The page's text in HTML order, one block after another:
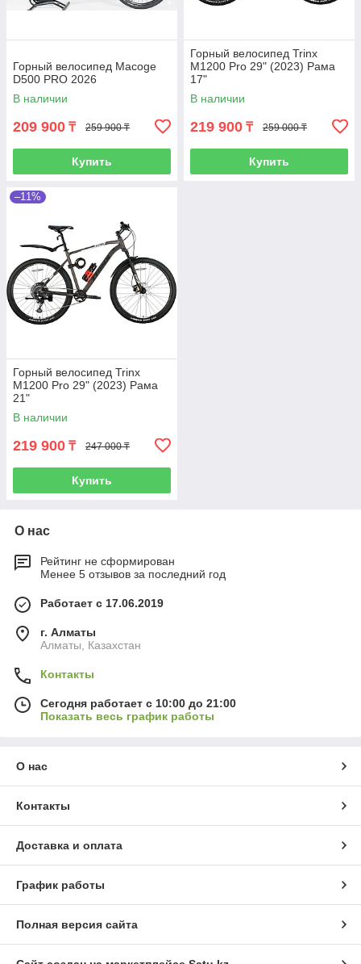
Горный велосипед Macoge
D500 PRO 2026
В наличии
209 900 ₸ 259 900 ₸
Купить
Горный велосипед Trinx
M1200 Pro 29" (2023) Рама
17"
В наличии
219 900 ₸ 259 000 ₸
Купить
–11%
Горный велосипед Trinx
M1200 Pro 29" (2023) Рама
21"
В наличии
219 900 ₸ 247 000 ₸
Купить
О нас
Рейтинг не сформирован
Менее 5 отзывов за последний год
Работает с 17.06.2019
г. Алматы
Алматы, Казахстан
Контакты
Сегодня работает с 10:00 до 21:00
Показать весь график работы
О нас
Контакты
Доставка и оплата
График работы
Полная версия сайта